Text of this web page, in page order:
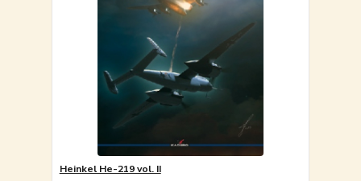
Heinkel He-219 vol. II